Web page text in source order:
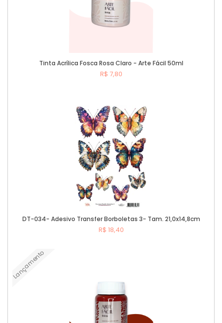
Tinta Acrílica Fosca Rosa Claro - Arte Fácil 50ml
R$ 7,80
DT-034- Adesivo Transfer Borboletas 3- Tam. 21,0x14,8cm
R$ 18,40
Lançamento